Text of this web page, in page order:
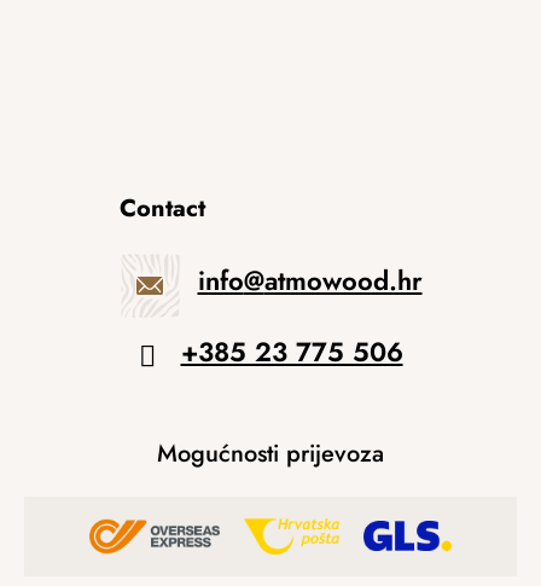
Contact
info@atmowood.hr
+385 23 775 506
Mogućnosti prijevoza